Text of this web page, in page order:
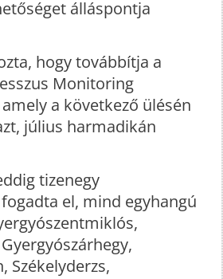
álláspontja
hogy továbbítja a
Monitoring
a következő ülésén
július harmadikán
tizenegy
el, mind egyhangú
Székelyderzs,